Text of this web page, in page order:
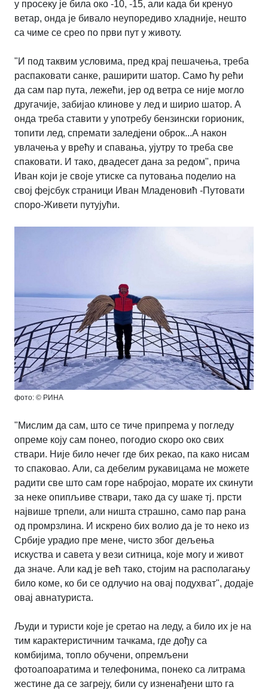
у просеку је била око -10, -15, али када би кренуо
ветар, онда је бивало неупоредиво хладније, нешто
са чиме се срео по први пут у животу.
"И под таквим условима, пред крај пешачења, треба
распаковати санке, раширити шатор. Само ћу рећи
да сам пар пута, лежећи, јер од ветра се није могло
другачије, забијао клинове у лед и ширио шатор. А
онда треба ставити у употребу бензински горионик,
топити лед, спремати заледјени оброк...А након
увлачења у врећу и спавања, ујутру то треба све
спаковати. И тако, двадесет дана за редом", прича
Иван који је своје утиске са путовања поделио на
свој фејсбук страници Иван Младеновић -Путовати
споро-Живети путујући.
фото: © РИНА
"Мислим да сам, што се тиче припрема у погледу
опреме коју сам понео, погодио скоро око свих
ствари. Није било нечег где бих рекао, па како нисам
то спаковао. Али, са дебелим рукавицама не можете
радити све што сам горе набројао, морате их скинути
за неке опипљиве ствари, тако да су шаке тј. прсти
највише трпели, али ништа страшно, само пар рана
од промрзлина. И искрено бих волио да је то неко из
Србије урадио пре мене, чисто због дељења
искуства и савета у вези ситница, које могу и живот
да значе. Али кад је већ тако, стојим на располагању
било коме, ко би се одлучио на овај подухват", додаје
овај авнатуриста.
Људи и туристи које је сретао на леду, а било их је на
тим карактеристичним тачкама, где дођу са
комбијима, топло обучени, опремљени
фотоапоаратима и телефонима, понеко са литрама
жестине да се загреју, били су изненађени што га